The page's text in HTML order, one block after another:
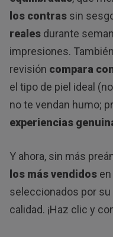
los contras sin
reales durante
impresiones.
revisión compara
el tipo de piel ideal
no te vendan humo;
experiencias
Y ahora, sin más
los más vendidos
seleccionados por su
calidad. ¡Haz clic y